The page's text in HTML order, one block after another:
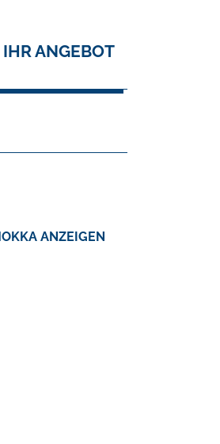
ANGEBOT
ANZEIGEN